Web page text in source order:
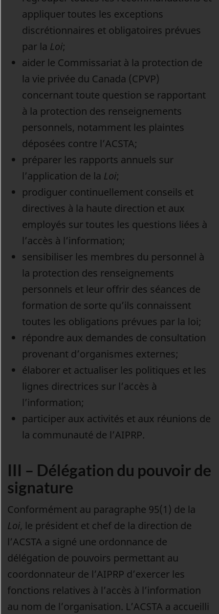
appliquer toutes les exceptions
discrétionnaires et obligatoires prévues
par la Loi;
aider le Commissariat à la protection de
la vie privée du Canada (CPVP)
concernant toute question se rapportant
à la protection des renseignements
personnels, notamment les plaintes
déposées contre l’ACSTA;
préparer les rapports annuels sur
l’application de la Loi;
prodiguer continuellement conseils et
directives à la haute direction et aux
employés sur toutes les questions liées à
l’accès à l’information;
sensibiliser les membres du personnel à
la protection des renseignements
personnels et leur offrir des séances de
formation de sorte qu’ils connaissent
toutes les obligations prévues par la loi;
répondre aux demandes de consultation
provenant d’organismes externes;
élaborer et actualiser les politiques et les
lignes directrices sur l’accès à
l’information;
participer aux activités et aux réunions de
la communauté de l’AIPRP.
III – Délégation du pouvoir de
signature
Conformément au paragraphe 95(1) de la
Loi, le président et chef de la direction de
l’ACSTA a signé une ordonnance de
délégation de pouvoirs permettant au
coordonnateur de l’AIPRP d’exercer les
fonctions relatives à l’accès à l’information
au nom de l’organisation. L’ACSTA a accueilli